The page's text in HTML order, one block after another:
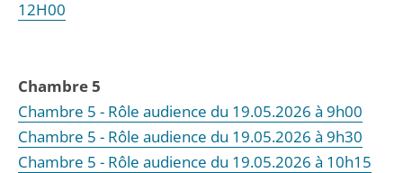
12H00
Chambre 5
Chambre 5 - Rôle audience du 19.05.2026 à 9h00
Chambre 5 - Rôle audience du 19.05.2026 à 9h30
Chambre 5 - Rôle audience du 19.05.2026 à 10h15